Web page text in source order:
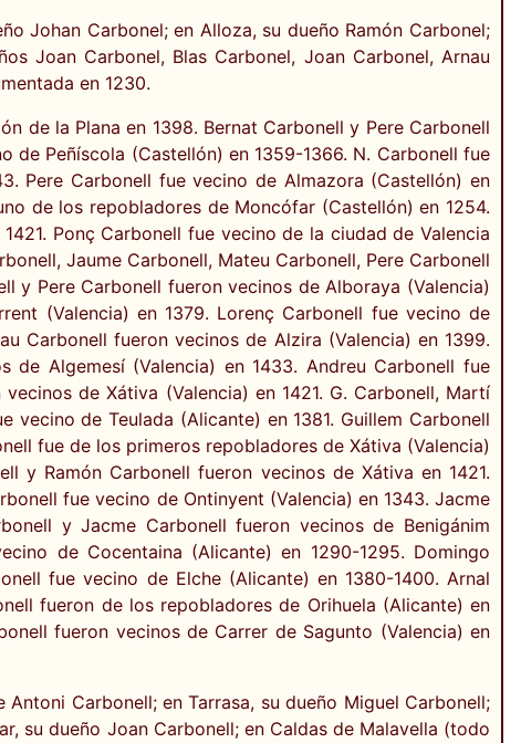
Johan Carbonel; en Alloza, su dueño Ramón Carbonel;
Joan Carbonel, Blas Carbonel, Joan Carbonel, Arnau
en 1230.
de la Plana en 1398. Bernat Carbonell y Pere Carbonell
de Peñíscola (Castellón) en 1359-1366. N. Carbonell fue
Pere Carbonell fue vecino de Almazora (Castellón) en
de los repobladores de Moncófar (Castellón) en 1254.
Ponç Carbonell fue vecino de la ciudad de Valencia
Jaume Carbonell, Mateu Carbonell, Pere Carbonell
y Pere Carbonell fueron vecinos de Alboraya (Valencia)
(Valencia) en 1379. Lorenç Carbonell fue vecino de
Carbonell fueron vecinos de Alzira (Valencia) en 1399.
de Algemesí (Valencia) en 1433. Andreu Carbonell fue
de Xátiva (Valencia) en 1421. G. Carbonell, Martí
de Teulada (Alicante) en 1381. Guillem Carbonell
fue de los primeros repobladores de Xátiva (Valencia)
y Ramón Carbonell fueron vecinos de Xátiva en 1421.
fue vecino de Ontinyent (Valencia) en 1343. Jacme
y Jacme Carbonell fueron vecinos de Benigánim
de Cocentaina (Alicante) en 1290-1295. Domingo
fue vecino de Elche (Alicante) en 1380-1400. Arnal
fueron de los repobladores de Orihuela (Alicante) en
fueron vecinos de Carrer de Sagunto (Valencia) en
Carbonell; en Tarrasa, su dueño Miguel Carbonell;
su dueño Joan Carbonell; en Caldas de Malavella (todo